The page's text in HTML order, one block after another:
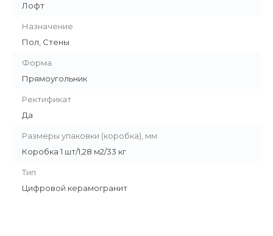
Лофт
Назначение
Пол, Стены
Форма
Прямоугольник
Ректификат
Да
Размеры упаковки (коробка), мм
Коробка 1 шт/1,28 м2/33 кг
Тип
Цифровой керамогранит